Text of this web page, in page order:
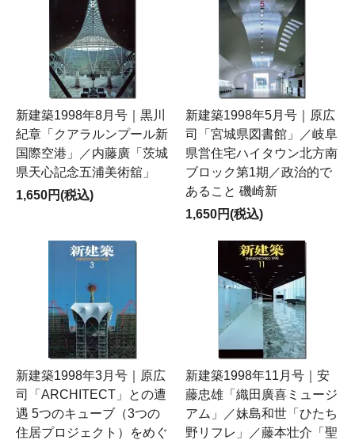
新建築1998年8月号｜黒川
紀章「クアラルンプール新
国際空港」／内藤廣「茨城
県天心記念五浦美術舘」
1,650円(税込)
新建築1998年5月号｜原広
司「宮城県図書館」／岐阜
県営住宅ハイタウン北方南
ブロック第1期／政治的で
あること 磯崎新
1,650円(税込)
新建築1998年3月号｜原広
司「ARCHITECT」との遭
遇 5つのキューブ（3つの
住居プロジェクト）をめぐ
新建築1998年11月号｜安
藤忠雄「織田廣喜ミュージ
アム」／妹島和世「ひたち
野リフレ」／藤本壮介「聖